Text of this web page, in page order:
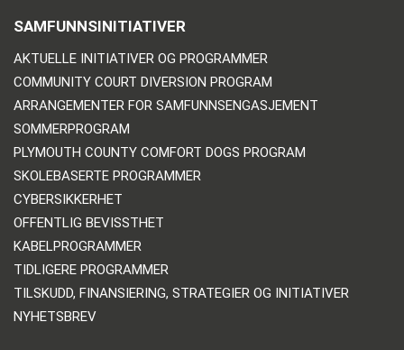
SAMFUNNSINITIATIVER
AKTUELLE INITIATIVER OG PROGRAMMER
COMMUNITY COURT DIVERSION PROGRAM
ARRANGEMENTER FOR SAMFUNNSENGASJEMENT
SOMMERPROGRAM
PLYMOUTH COUNTY COMFORT DOGS PROGRAM
SKOLEBASERTE PROGRAMMER
CYBERSIKKERHET
OFFENTLIG BEVISSTHET
KABELPROGRAMMER
TIDLIGERE PROGRAMMER
TILSKUDD, FINANSIERING, STRATEGIER OG INITIATIVER
NYHETSBREV